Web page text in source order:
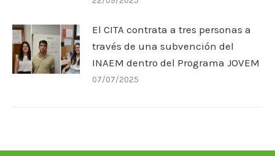
El CITA contrata a tres personas a
través de una subvención del
INAEM dentro del Programa JOVEM
07/07/2025